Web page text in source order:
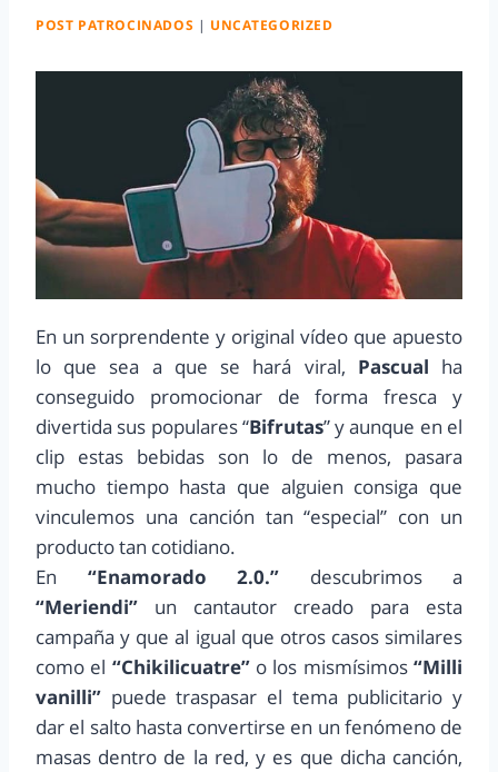
POST PATROCINADOS | UNCATEGORIZED
En un sorprendente y original vídeo que apuesto
lo que sea a que se hará viral, Pascual ha
conseguido promocionar de forma fresca y
divertida sus populares “Bifrutas” y aunque en el
clip estas bebidas son lo de menos, pasara
mucho tiempo hasta que alguien consiga que
vinculemos una canción tan “especial” con un
producto tan cotidiano.
En “Enamorado 2.0.” descubrimos a
“Meriendi” un cantautor creado para esta
campaña y que al igual que otros casos similares
como el “Chikilicuatre”o los mismísimos“Milli
vanilli” puede traspasar el tema publicitario y
dar el salto hasta convertirse en un fenómeno de
masas dentro de la red, y es que dicha canción,